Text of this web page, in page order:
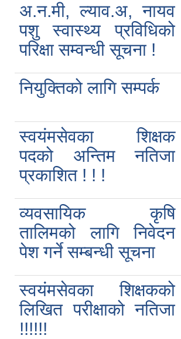
अ.न.मी, ल्याव.अ, नायव
पशु स्वास्थ्य प्रविधिको
परिक्षा सम्वन्धी सूचना !
नियुक्तिको लागि सम्पर्क
स्वयंमसेवका शिक्षक
पदको अन्तिम नतिजा
प्रकाशित ! ! !
व्यवसायिक कृषि
तालिमको लागि निवेदन
पेश गर्ने सम्बन्धी सूचना
स्वयंमसेवका शिक्षकको
लिखित परीक्षाको नतिजा
!!!!!!